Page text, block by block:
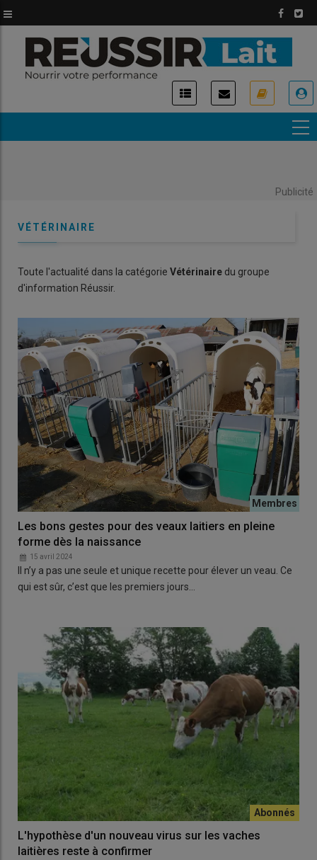
au
contenu
principal
Publicité
VÉTÉRINAIRE
Toute l'actualité dans la catégorie Vétérinaire du groupe
d'information Réussir.
Les bons gestes pour des veaux laitiers en pleine
forme dès la naissance
15 avril 2024
Il n’y a pas une seule et unique recette pour élever un veau. Ce
qui est sûr, c’est que les premiers jours…
L'hypothèse d'un nouveau virus sur les vaches
laitières reste à confirmer